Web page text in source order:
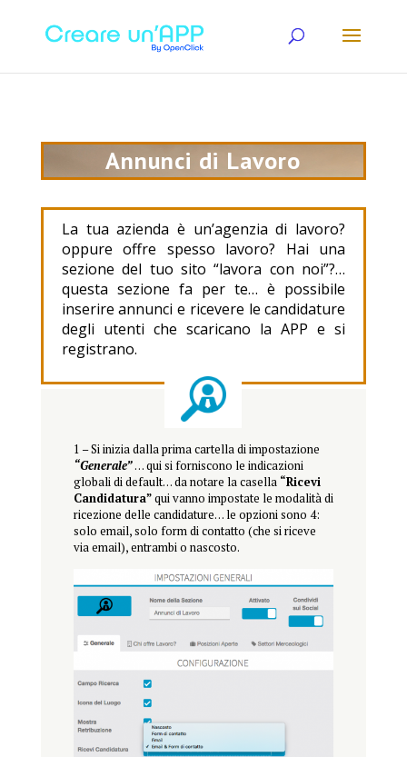
Annunci di Lavoro
La tua azienda è un’agenzia di lavoro?
oppure offre spesso lavoro? Hai una
sezione del tuo sito “lavora con noi”?…
questa sezione fa per te… è possibile
inserire annunci e ricevere le candidature
degli utenti che scaricano la APP e si
registrano.
1 – Si inizia dalla prima cartella di impostazione
“Generale”… qui si forniscono le indicazioni
globali di default… da notare la casella “Ricevi
Candidatura”qui vanno impostate le modalità di
ricezione delle candidature… le opzioni sono 4:
solo email, solo form di contatto (che si riceve
via email), entrambi o nascosto.